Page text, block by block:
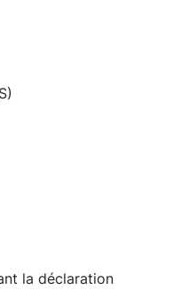
la déclaration